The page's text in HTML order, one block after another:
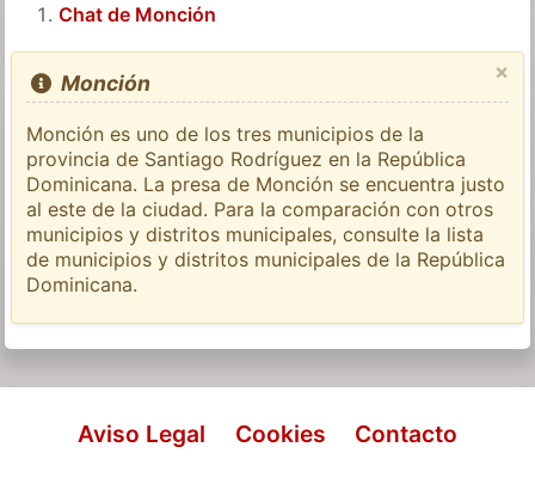
Chat de Monción
×
Monción
Monción es uno de los tres municipios de la
provincia de Santiago Rodríguez en la República
Dominicana. La presa de Monción se encuentra justo
al este de la ciudad. Para la comparación con otros
municipios y distritos municipales, consulte la lista
de municipios y distritos municipales de la República
Dominicana.
Aviso Legal Cookies Contacto